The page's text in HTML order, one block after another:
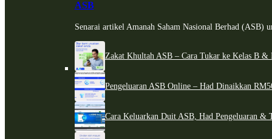
ASB
Senarai artikel Amanah Saham Nasional Berhad (ASB)
Zakat Khultah ASB – Cara Tukar ke Kelas B &
Pengeluaran ASB Online – Had Dinaikkan
Cara Keluarkan Duit ASB, Had Pengeluaran &